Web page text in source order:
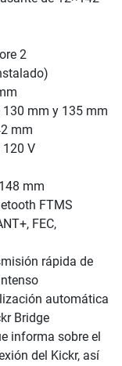
2
mm y 135 mm
mm
V
mm
FTMS
FEC,
rápida de
automática
Bridge
informa sobre el
del Kickr, así